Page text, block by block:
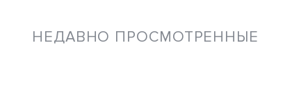
НЕДАВНО ПРОСМОТРЕННЫЕ